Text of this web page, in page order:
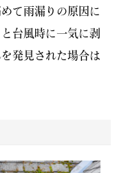
て雨漏りの原因に
台風時に一気に剥
発見された場合は